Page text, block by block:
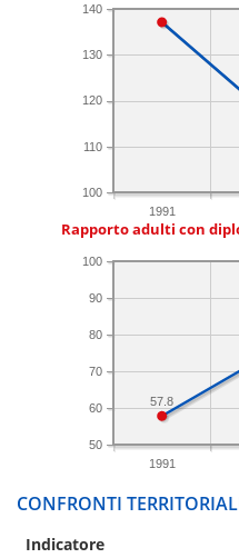
1991
100
110
120
130
140
Rapporto adulti con
1991
50
60
70
80
90
100
57.8
CONFRONTI
Indicatore